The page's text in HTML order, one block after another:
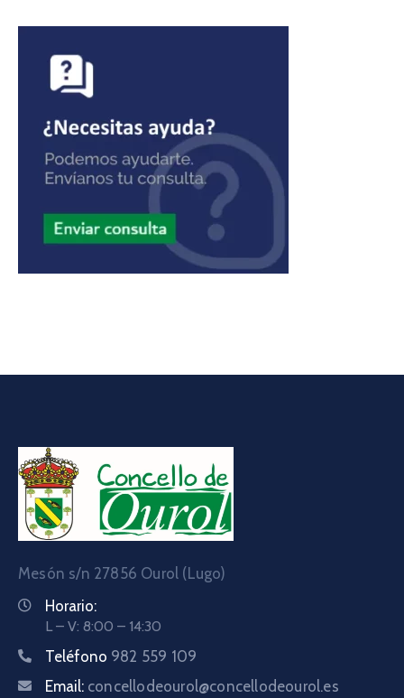
Mesón s/n 27856 Ourol (Lugo)
Horario:
L – V: 8:00 – 14:30
Teléfono 982 559 109
Email: concellodeourol@concellodeourol.es